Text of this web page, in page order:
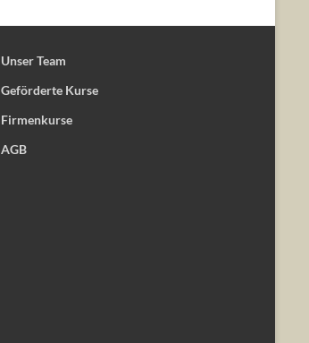
Unser Team
Geförderte Kurse
Firmenkurse
AGB